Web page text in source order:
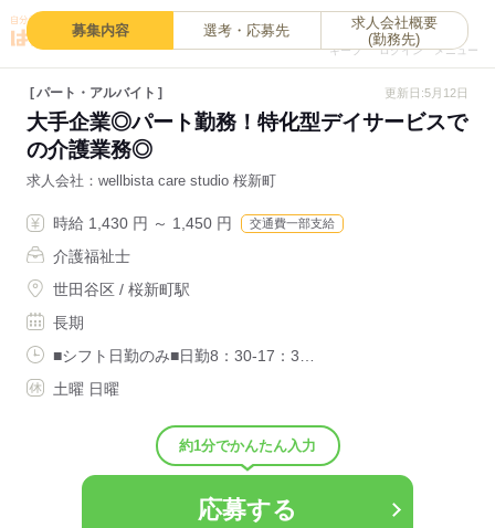
キープ
0
ログイン メニュー
募集内容 選考・応募先
求人会社概要
(勤務先)
パート・アルバイト 更新日:5月12日
大手企業◎パート勤務！特化型デイサービスで
の介護業務◎
求人会社 wellbista care studio 桜新町
時給 1,430 円 ～ 1,450 円 交通費一部支給
介護福祉士
世田谷区 / 桜新町駅
長期
■シフト日勤のみ■日勤8：30-17：3…
土曜 日曜
約1分でかんたん入力
応募する